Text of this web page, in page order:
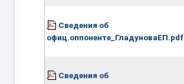
Сведения об
офиц.оппоненте_ГладуноваЕП.pdf
Сведения об